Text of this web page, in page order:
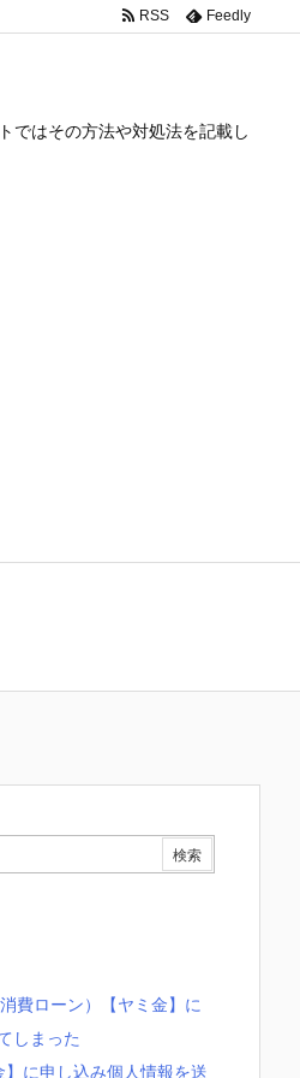
ではその方法や対処法を記載し
RSS Feedly
費ローン）【ヤミ金】に
しまった
に申し込み個人情報を送